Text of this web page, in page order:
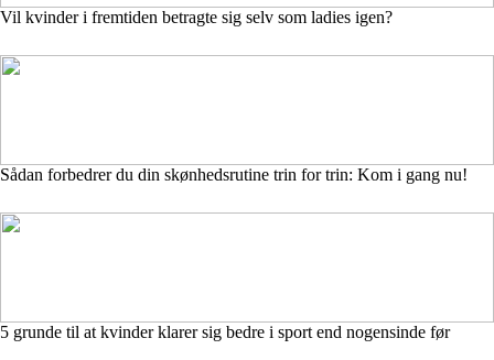
Vil kvinder i fremtiden betragte sig selv som ladies igen?
Sådan forbedrer du din skønhedsrutine trin for trin: Kom i gang nu!
5 grunde til at kvinder klarer sig bedre i sport end nogensinde før